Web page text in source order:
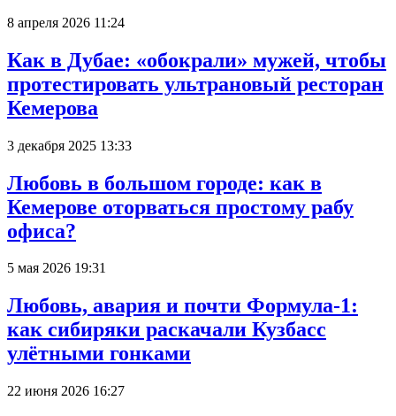
8 апреля 2026 11:24
Как в Дубае: «обокрали» мужей, чтобы
протестировать ультрановый ресторан
Кемерова
3 декабря 2025 13:33
Любовь в большом городе: как в
Кемерове оторваться простому рабу
офиса?
5 мая 2026 19:31
Любовь, авария и почти Формула-1:
как сибиряки раскачали Кузбасс
улётными гонками
22 июня 2026 16:27